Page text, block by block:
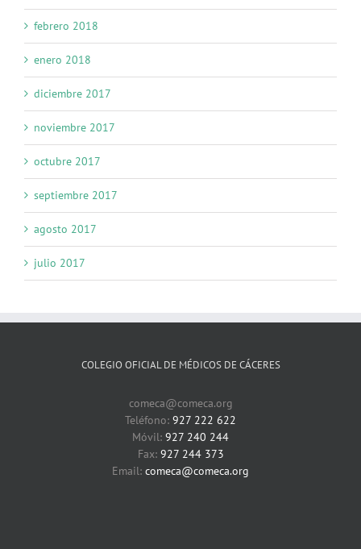
febrero 2018
enero 2018
diciembre 2017
noviembre 2017
octubre 2017
septiembre 2017
agosto 2017
julio 2017
COLEGIO OFICIAL DE MÉDICOS DE CÁCERES
comeca@comeca.org
Teléfono: 927 222 622
Móvil: 927 240 244
Fax: 927 244 373
Email: comeca@comeca.org